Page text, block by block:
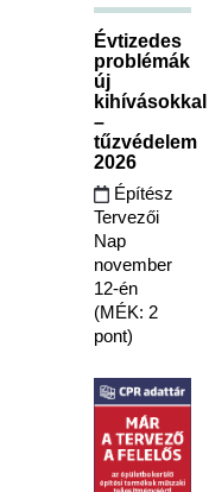
Évtizedes
problémák
új
kihívásokkal
–
tűzvédelem
2026
Építész
Tervezői
Nap
november
12-én
(MÉK: 2
pont)